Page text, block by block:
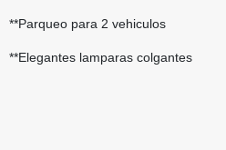
**Parqueo para 2 vehiculos
**Elegantes lamparas colgantes